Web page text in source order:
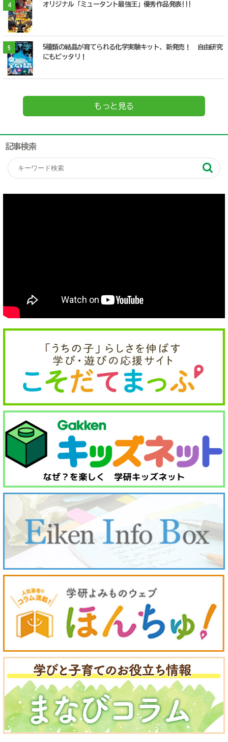
4 オリジナル「ミュータント最強王」優秀作品発表!!!
5
5種類の結晶が育てられる化学実験キット、新発売！ 自由研究
にもピッタリ！
もっと見る
記事検索